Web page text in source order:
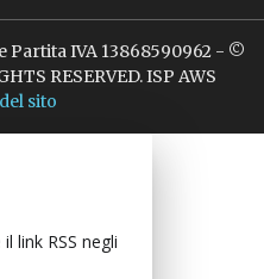
Partita IVA 13868590962 - ©
RESERVED. ISP AWS
sito
link RSS negli